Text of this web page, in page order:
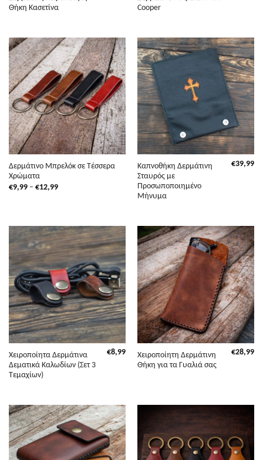
Θήκη Κασετίνα
Cooper
Δερμάτινο Μπρελόκ σε Τέσσερα
Χρώματα
€9,99 – €12,99Price
Καπνοθήκη Δερμάτινη
Σταυρός με
Προσωποποιημένο
Μήνυμα
€39,99
Χειροποίητα Δερμάτινα
Δεματικά Καλωδίων (Σετ 3
Τεμαχίων)
€8,99
Χειροποίητη Δερμάτινη
Θήκη για τα Γυαλιά σας
€28,99